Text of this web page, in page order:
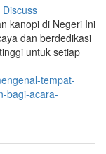
Discuss
kanopi di Negeri Ini
dan berdedikasi
untuk setiap
tempat-
bagi-acara-